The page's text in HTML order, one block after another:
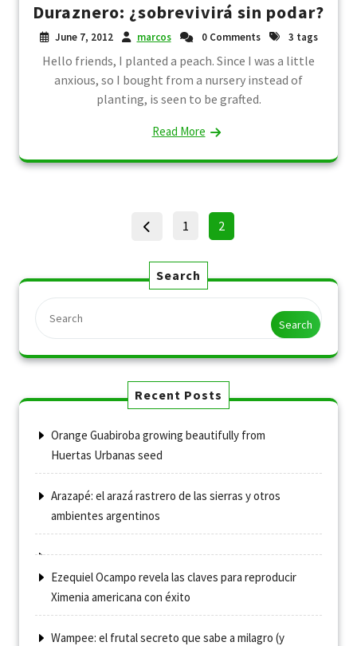
Duraznero: ¿sobrevivirá sin podar?
June 7, 2012 marcos 0 Comments 3 tags
Hello friends, I planted a peach. Since I was a little
anxious, so I bought from a nursery instead of
planting, is seen to be grafted.
Read More
Posts
pagination
Page
1 Page
2
Search
Search
Recent Posts
Orange Guabiroba growing beautifully from
Huertas Urbanas seed
Arazapé: el arazá rastrero de las sierras y otros
ambientes argentinos
Ezequiel Ocampo revela las claves para reproducir
Ximenia americana con éxito
Wampee: el frutal secreto que sabe a milagro (y